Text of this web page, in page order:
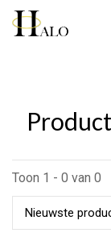
Toon 1 - 0 van 0
Nieuwste